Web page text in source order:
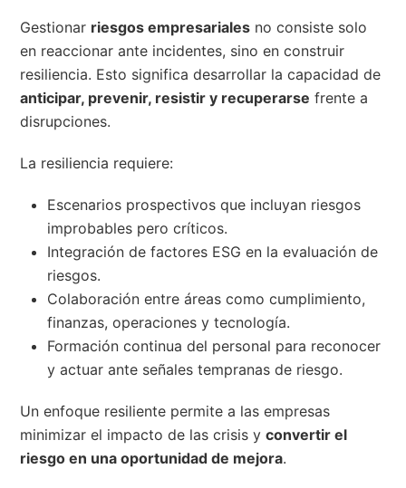
Gestionar riesgos empresariales no consiste solo
en reaccionar ante incidentes, sino en construir
resiliencia. Esto significa desarrollar la capacidad de
anticipar, prevenir, resistir y recuperarse frente a
disrupciones.
La resiliencia requiere:
Escenarios prospectivos que incluyan riesgos
improbables pero críticos.
Integración de factores ESG en la evaluación de
riesgos.
Colaboración entre áreas como cumplimiento,
finanzas, operaciones y tecnología.
Formación continua del personal para reconocer
y actuar ante señales tempranas de riesgo.
Un enfoque resiliente permite a las empresas
minimizar el impacto de las crisis yconvertir el
riesgo en una oportunidad de mejora.